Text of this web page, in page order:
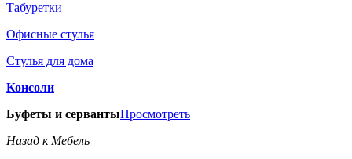
Табуретки
Офисные стулья
Стулья для дома
Консоли
Буфеты и сервантыПросмотреть
Назад к Мебель